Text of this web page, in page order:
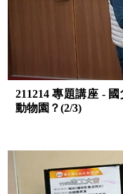
211214 專題講座 -
動物園？(2/3)